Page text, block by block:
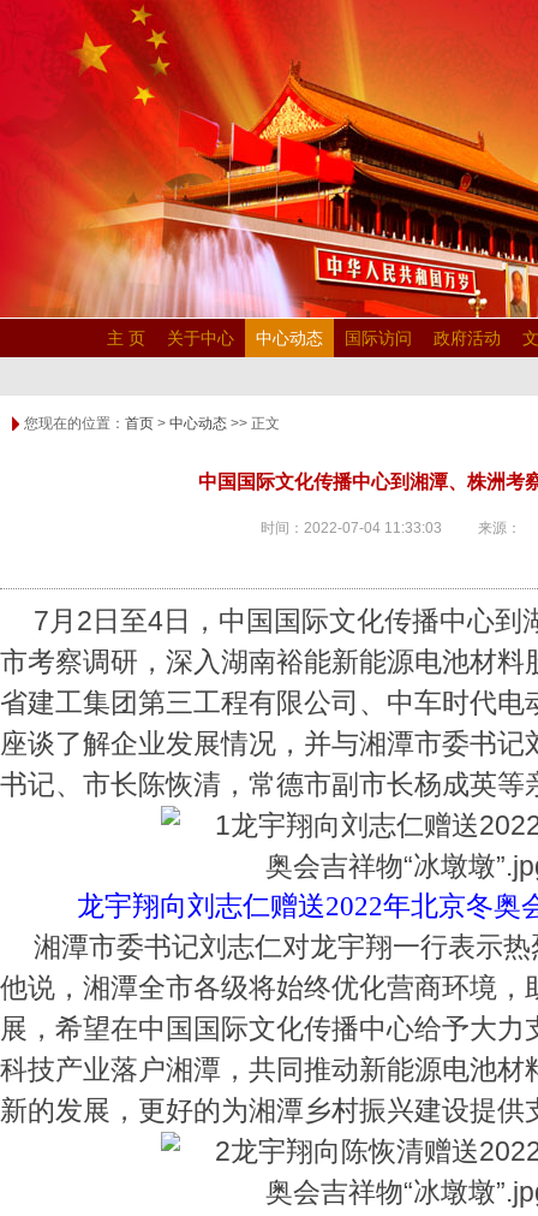
主 页 关于中心 中心动态 国际访问 政府活动
您现在的位置： 首页 > 中心动态 >> 正文
中国国际文化传播中心到湘潭、株洲考
时间：2022-07-04 11:33:03 来源：
7月2日至4日，中国国际文化传播中心到
市考察调研，深入湖南裕能新能源电池材料
省建工集团第三工程有限公司、中车时代电
座谈了解企业发展情况，并与湘潭市委书记
书记、市长陈恢清，常德市副市长杨成英等
龙宇翔向刘志仁赠送2022年北京冬奥
湘潭市委书记刘志仁对龙宇翔一行表示
他说，湘潭全市各级将始终优化营商环境，
展，希望在中国国际文化传播中心给予大力
科技产业落户湘潭，共同推动新能源电池材
新的发展，更好的为湘潭乡村振兴建设提供